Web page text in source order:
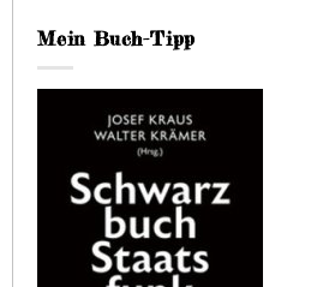
Mein Buch-Tipp